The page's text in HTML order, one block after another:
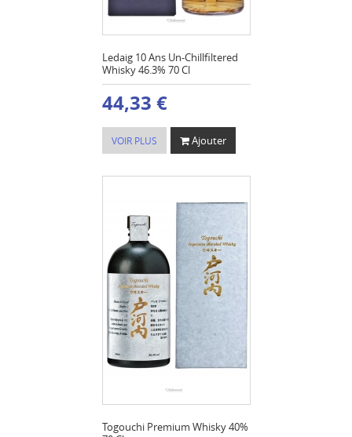
Ledaig 10 Ans Un-Chillfiltered
Whisky 46.3% 70 Cl
44,33 €
VOIR PLUS Ajouter
Togouchi Premium Whisky 40%